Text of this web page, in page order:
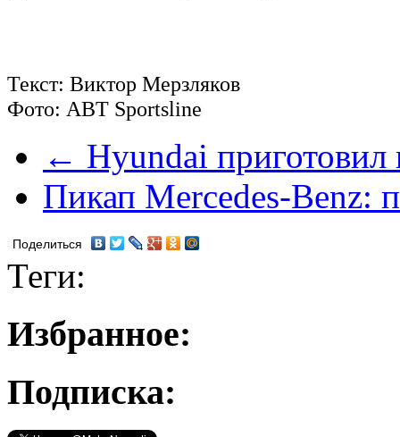
Текст: Виктор Мерзляков
Фото: ABT Sportsline
← Hyundai приготовил
Пикап Mercedes-Benz:
Поделиться
Теги:
Избранное:
Подписка: